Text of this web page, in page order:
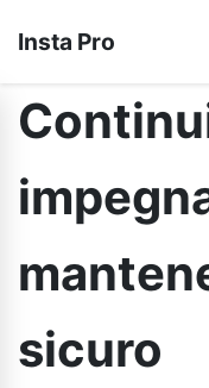
Insta Pro
sicuro